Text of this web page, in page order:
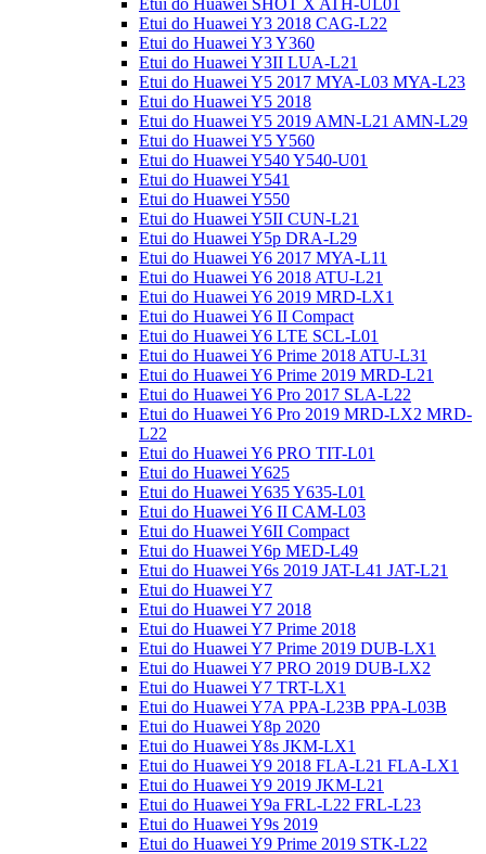
Etui do Huawei SHOT X ATH-UL01
Etui do Huawei Y3 2018 CAG-L22
Etui do Huawei Y3 Y360
Etui do Huawei Y3II LUA-L21
Etui do Huawei Y5 2017 MYA-L03 MYA-L23
Etui do Huawei Y5 2018
Etui do Huawei Y5 2019 AMN-L21 AMN-L29
Etui do Huawei Y5 Y560
Etui do Huawei Y540 Y540-U01
Etui do Huawei Y541
Etui do Huawei Y550
Etui do Huawei Y5II CUN-L21
Etui do Huawei Y5p DRA-L29
Etui do Huawei Y6 2017 MYA-L11
Etui do Huawei Y6 2018 ATU-L21
Etui do Huawei Y6 2019 MRD-LX1
Etui do Huawei Y6 II Compact
Etui do Huawei Y6 LTE SCL-L01
Etui do Huawei Y6 Prime 2018 ATU-L31
Etui do Huawei Y6 Prime 2019 MRD-L21
Etui do Huawei Y6 Pro 2017 SLA-L22
Etui do Huawei Y6 Pro 2019 MRD-LX2 MRD-
L22
Etui do Huawei Y6 PRO TIT-L01
Etui do Huawei Y625
Etui do Huawei Y635 Y635-L01
Etui do Huawei Y6 II CAM-L03
Etui do Huawei Y6II Compact
Etui do Huawei Y6p MED-L49
Etui do Huawei Y6s 2019 JAT-L41 JAT-L21
Etui do Huawei Y7
Etui do Huawei Y7 2018
Etui do Huawei Y7 Prime 2018
Etui do Huawei Y7 Prime 2019 DUB-LX1
Etui do Huawei Y7 PRO 2019 DUB-LX2
Etui do Huawei Y7 TRT-LX1
Etui do Huawei Y7A PPA-L23B PPA-L03B
Etui do Huawei Y8p 2020
Etui do Huawei Y8s JKM-LX1
Etui do Huawei Y9 2018 FLA-L21 FLA-LX1
Etui do Huawei Y9 2019 JKM-L21
Etui do Huawei Y9a FRL-L22 FRL-L23
Etui do Huawei Y9s 2019
Etui do Huawei Y9 Prime 2019 STK-L22